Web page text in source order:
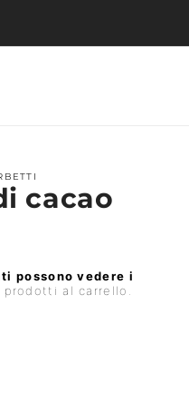
cacao
possono vedere i
prodotti al carrello.